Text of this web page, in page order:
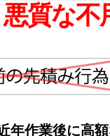
悪質な不
年作業後に高